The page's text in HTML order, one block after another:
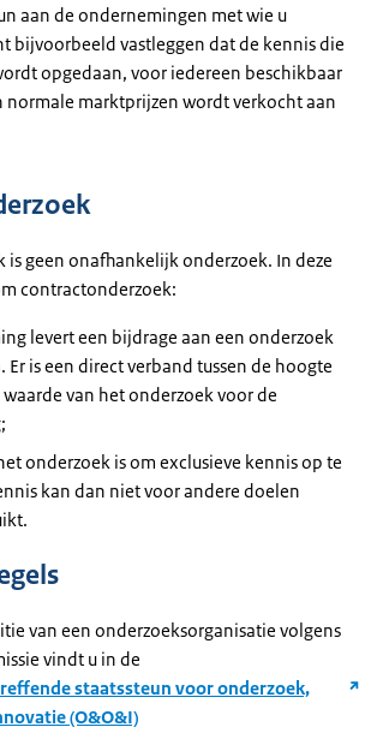
aan de ondernemingen met wie u
bijvoorbeeld vastleggen dat de kennis die
opgedaan, voor iedereen beschikbaar
normale marktprijzen wordt verkocht aan
is geen onafhankelijk onderzoek. In deze
contractonderzoek:
levert een bijdrage aan een onderzoek
is een direct verband tussen de hoogte
van het onderzoek voor de
onderzoek is om exclusieve kennis op te
kan dan niet voor andere doelen
van een onderzoeksorganisatie volgens
vindt u in de
staatssteun voor onderzoek,
(O&O&I)